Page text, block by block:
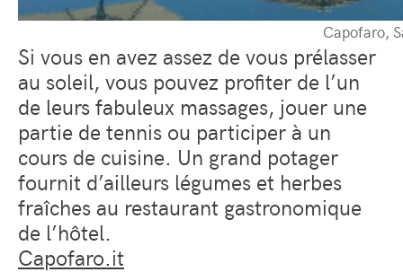
Capofaro,
Si vous en avez assez de vous prélasser
au soleil, vous pouvez profiter de l’un
de leurs fabuleux massages, jouer une
partie de tennis ou participer à un
cours de cuisine. Un grand potager
fournit d’ailleurs légumes et herbes
fraîches au restaurant gastronomique
de l’hôtel.
Capofaro.it